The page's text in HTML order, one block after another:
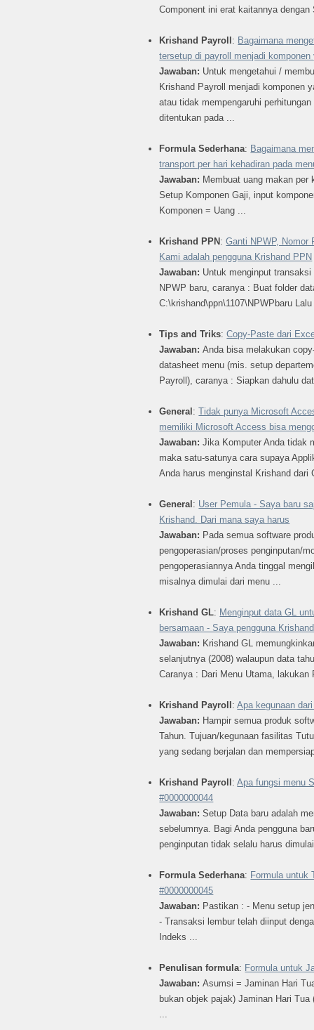
Component ini erat kaitannya
Krishand Payroll: Bagaimana
tersetup di payroll menjadi
Jawaban: Untuk mengetahui /
Krishand Payroll menjadi komponen
atau tidak mempengaruhi
ditentukan pada ...
Formula Sederhana: Bagaimana
transport per hari kehadiran pada
Jawaban: Membuat uang makan per
Setup Komponen Gaji, input
Komponen = Uang ...
Krishand PPN:Ganti NPWP, Nomor
Kami adalah pengguna Krishand PPN
Jawaban: Untuk menginput
NPWP baru, caranya : Buat folder
C:\krishand\ppn\1107\NPWPbaru
Tips and Triks:Copy-Paste dari
Jawaban:Anda bisa melakukan
datasheet menu (mis. setup
Payroll), caranya : Siapkan dahulu
General:Tidak punya Microsoft
memiliki Microsoft Access bisa
Jawaban:Jika Komputer Anda tidak
maka satu-satunya cara supaya
Anda harus menginstal Krishand dari
General: User Pemula - Saya baru
Krishand. Dari mana saya harus
Jawaban: Pada semua software
pengoperasian/proses penginputan/
pengoperasiannya Anda tinggal
misalnya dimulai dari menu ...
Krishand GL: Menginput data GL
bersamaan - Saya pengguna
Jawaban: Krishand GL
selanjutnya (2008) walaupun data
Caranya : Dari Menu Utama, lakukan
Krishand Payroll:Apa kegunaan
Jawaban: Hampir semua produk
Tahun. Tujuan/kegunaan fasilitas
yang sedang berjalan dan
Krishand Payroll:Apa fungsi menu
#0000000044
Jawaban:Setup Data baru adalah
sebelumnya. Bagi Anda pengguna
penginputan tidak selalu harus
Formula Sederhana: Formula untuk
#0000000045
Jawaban: Pastikan : - Menu setup
- Transaksi lembur telah diinput
Indeks ...
Penulisan formula: Formula untuk
Jawaban:Asumsi = Jaminan Hari
bukan objek pajak) Jaminan Hari